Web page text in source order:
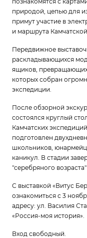
природой, цепью для
примут участие в
и маршрута
Передвижное
раскладывающихся
ящиков,
которых собран
экспедиции.
После обзорной
состоялся круглый
Камчатских
подготовлен
школьников,
каникул. В стадии
"серебряного возраста"
С выставкой «Витус
ознакомиться с 3
адресу: ул. Василия
«Россия-моя история».
Вход свободный.